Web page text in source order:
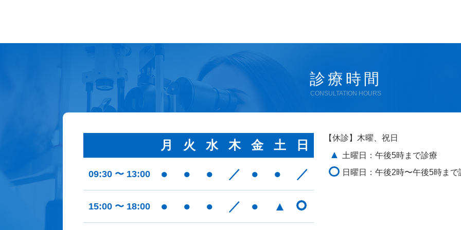
診療時間
CONSULTATION HOURS
月 火 水 木 金 土 日
09:30 〜 13:00 ● ● ● ／ ● ● ／
15:00 〜 18:00 ● ● ● ／ ● ▲
【休診】木曜、祝日
▲
土曜日：午後5時まで診療
日曜日：午後2時〜午後5時まで